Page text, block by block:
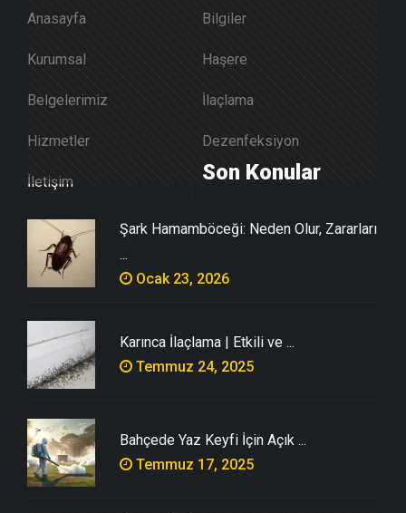
Anasayfa
Kurumsal
Belgelerimiz
Hizmetler
İletişim
Bilgiler
Haşere
İlaçlama
Dezenfeksiyon
Son Konular
Şark Hamamböceği: Neden Olur, Zararları
...
Ocak 23, 2026
Karınca İlaçlama | Etkili ve ...
Temmuz 24, 2025
Bahçede Yaz Keyfi İçin Açık ...
Temmuz 17, 2025